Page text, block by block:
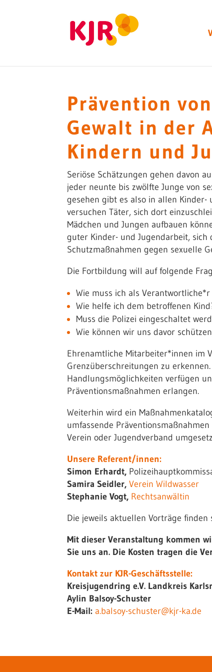
Prävention
Gewalt in der
Kindern und
Seriöse Schätzungen gehen davon
jeder neunte bis zwölfte Junge von
gesehen gibt es also in allen
versuchen Täter, sich dort
Mädchen und Jungen aufbauen
guter Kinder- und Jugendarbeit, sich
Schutzmaßnahmen gegen sexuelle
Die Fortbildung will auf folgende
Wie muss ich als
Wie helfe ich dem betroffenen
Muss die Polizei eingeschaltet
Wie können wir uns davor
Ehrenamtliche Mitarbeiter*innen im
Grenzüberschreitungen zu
Handlungsmöglichkeiten verfügen
Präventionsmaßnahmen erlangen.
Weiterhin wird ein
umfassende
Verein oder Jugendverband
Unsere Referent/innen:
Simon Erhardt,
Samira Seidler, Verein Wildwasser
Stephanie Vogt, Rechtsanwältin
Die jeweils aktuellen Vorträge
Mit dieser Veranstaltung kommen
Sie uns an. Die Kosten tragen die
Kontakt zur KJR-Geschäftsstelle:
Kreisjugendring e.V. Landkreis
Aylin Balsoy-Schuster
E-Mail: a.balsoy-schuster@kjr-ka.de